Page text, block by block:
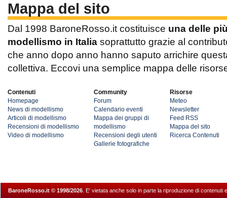
Mappa del sito
Dal 1998 BaroneRosso.it costituisce una delle
modellismo in Italia soprattutto grazie al
che anno dopo anno hanno saputo arrichire
collettiva. Eccovi una semplice mappa delle
Contenuti
Homepage
News di modellismo
Articoli di modellismo
Recensioni di modellismo
Video di modellismo
Community
Forum
Calendario eventi
Mappa dei gruppi di
modellismo
Recensioni degli utenti
Gallerie fotografiche
Risorse
Meteo
Newsletter
Feed RSS
Mappa del sito
Ricerca Contenuti
BaroneRosso.it © 1998/2026 . E' vietata anche solo in parte la riproduzione di contenuti